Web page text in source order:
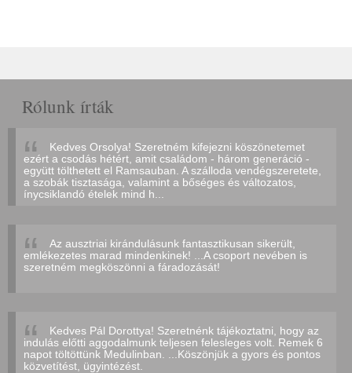
Rólunk írták
Kedves Orsolya! Szeretném kifejezni köszönetemet
ezért a csodás hétért, amit családom - három generáció -
együtt tölthetett el Ramsauban. A szálloda vendégszeretete,
a szobák tisztasága, valamint a bőséges és változatos,
ínycsiklandó ételek mind h...
Az ausztriai kirándulásunk fantasztikusan sikerült,
emlékezetes marad mindenkinek! ...A csoport nevében is
szeretném megköszönni a fáradozását!
Kedves Pál Dorottya! Szeretnénk tájékoztatni, hogy az
indulás előtti aggodalmunk teljesen felesleges volt. Remek 6
napot töltöttünk Medulinban. ...Köszönjük a gyors és pontos
közvetítést, ügyintézést.